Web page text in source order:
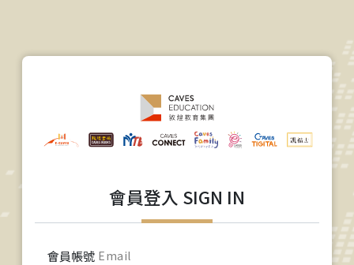
會員登入 SIGN IN
會員帳號 Email